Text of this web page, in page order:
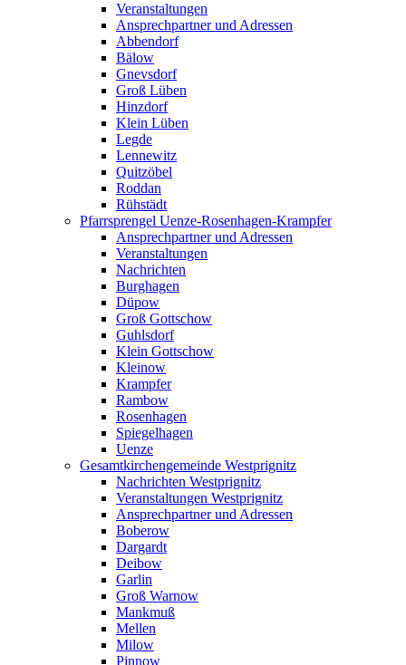
Veranstaltungen
Ansprechpartner und Adressen
Abbendorf
Bälow
Gnevsdorf
Groß Lüben
Hinzdorf
Klein Lüben
Legde
Lennewitz
Quitzöbel
Roddan
Rühstädt
Pfarrsprengel Uenze-Rosenhagen-Krampfer
Ansprechpartner und Adressen
Veranstaltungen
Nachrichten
Burghagen
Düpow
Groß Gottschow
Guhlsdorf
Klein Gottschow
Kleinow
Krampfer
Rambow
Rosenhagen
Spiegelhagen
Uenze
Gesamtkirchengemeinde Westprignitz
Nachrichten Westprignitz
Veranstaltungen Westprignitz
Ansprechpartner und Adressen
Boberow
Dargardt
Deibow
Garlin
Groß Warnow
Mankmuß
Mellen
Milow
Pinnow